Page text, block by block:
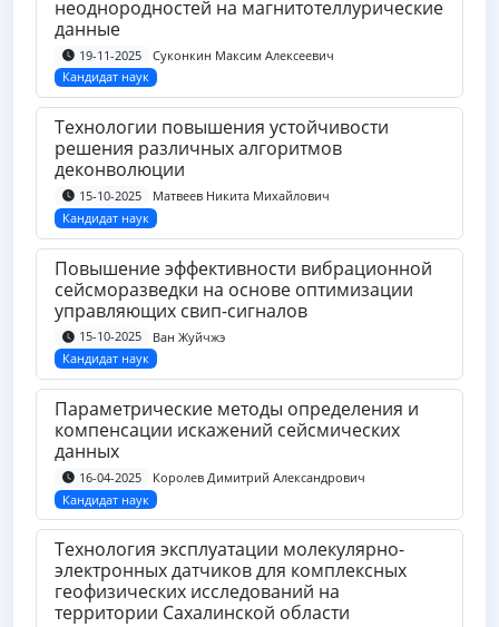
неоднородностей на магнитотеллурические
данные
19-11-2025
Суконкин Максим Алексеевич
Кандидат наук
Технологии повышения устойчивости
решения различных алгоритмов
деконволюции
15-10-2025
Матвеев Никита Михайлович
Кандидат наук
Повышение эффективности вибрационной
сейсморазведки на основе оптимизации
управляющих свип-сигналов
15-10-2025
Ван Жуйчжэ
Кандидат наук
Параметрические методы определения и
компенсации искажений сейсмических
данных
16-04-2025
Королев Димитрий Александрович
Кандидат наук
Технология эксплуатации молекулярно-
электронных датчиков для комплексных
геофизических исследований на
территории Сахалинской области